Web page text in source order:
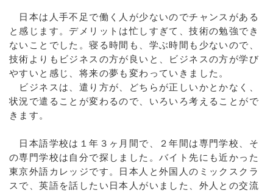
日本は人手不足で働く人が少ないのでチャンスがある
と感じます。デメリットは忙しすぎて、技術の勉強でき
ないことでした。寝る時間も、学ぶ時間も少ないので、
技術よりもビジネスの方が良いと、ビジネスの方が学び
やすいと感じ、将来の夢も変わっていきました。
ビジネスは、遣り方が、どちらが正しいかとかなく、
状況で遣ることが変わるので、いろいろ考えることがで
きます。
日本語学校は１年３ヶ月間で、２年間は専門学校、そ
の専門学校は自分で探しました。バイト先にも近かった
東京外語カレッジです。日本人と外国人のミックスクラ
スで、英語を話したい日本人がいました、外人との交流